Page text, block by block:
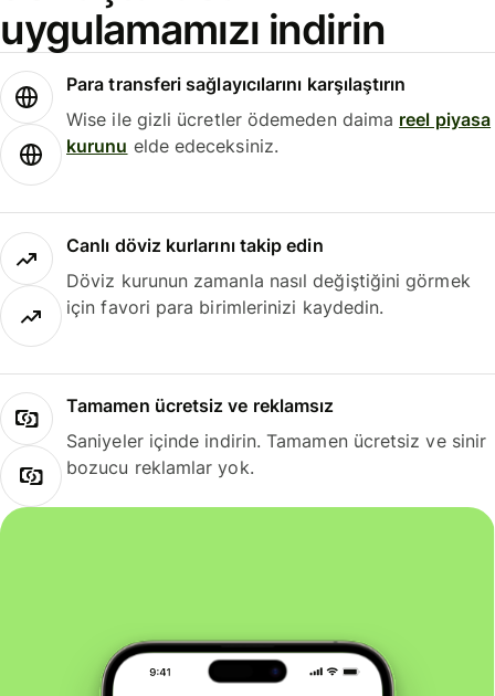
uygulamamızı indirin
Para transferi sağlayıcılarını karşılaştırın
Wise ile gizli ücretler ödemeden daima reel piyasa
kurunu elde edeceksiniz.
Canlı döviz kurlarını takip edin
Döviz kurunun zamanla nasıl değiştiğini görmek
için favori para birimlerinizi kaydedin.
Tamamen ücretsiz ve reklamsız
Saniyeler içinde indirin. Tamamen ücretsiz ve sinir
bozucu reklamlar yok.